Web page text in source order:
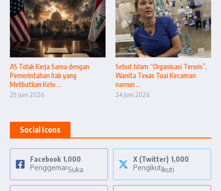
AS Tolak Kerja Sama dengan
Pemerintahan Irak yang
Melibatkan Kelo ...
25 Juni 2026
Sebut Islam “Organisasi Teroris”,
Wanita Texas Tuai Kecaman
namun ...
24 Juni 2026
Social Icons
Facebook 1,000
PenggemarSuka
X (Twitter) 1,000
PengikutIkuti